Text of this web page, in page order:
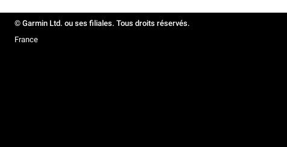
© Garmin Ltd. ou ses filiales. Tous droits réservés.
France